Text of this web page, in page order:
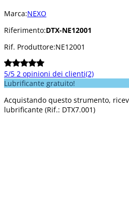
Marca:NEXO
Riferimento:DTX-NE12001
Rif. Produttore:NE12001
5/5 2 opinioni dei clienti(2)
Lubrificante gratuito!
Acquistando questo strumento,
lubrificante (Rif.: DTX7.001)